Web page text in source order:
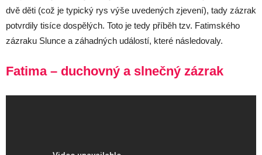
dvě děti (což je typický rys výše uvedených zjevení), tady zázrak
potvrdily tisíce dospělých. Toto je tedy příběh tzv. Fatimského
zázraku Slunce a záhadných událostí, které následovaly.
Fatima – duchovný a slnečný zázrak